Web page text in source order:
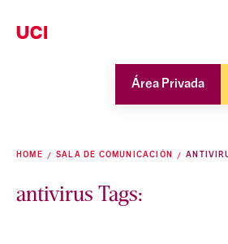
Área Privada
HOME SALA DE COMUNICACIÓN
antivirus Tags: